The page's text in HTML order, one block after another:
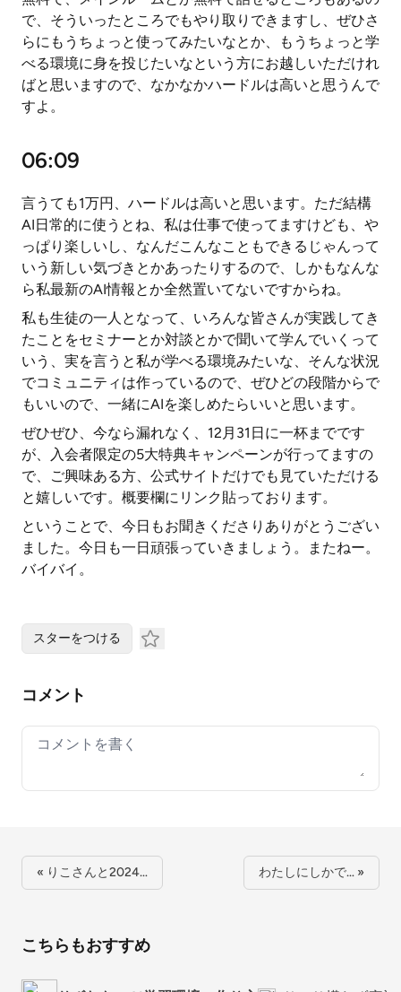
で、そういったところでもやり取りできますし、ぜひさ
らにもうちょっと使ってみたいなとか、もうちょっと学
べる環境に身を投じたいなという方にお越しいただけれ
ばと思いますので、なかなかハードルは高いと思うんで
すよ。
06:09
言うても1万円、ハードルは高いと思います。ただ結構
AI日常的に使うとね、私は仕事で使ってますけども、や
っぱり楽しいし、なんだこんなこともできるじゃんって
いう新しい気づきとかあったりするので、しかもなんな
ら私最新のAI情報とか全然置いてないですからね。
私も生徒の一人となって、いろんな皆さんが実践してき
たことをセミナーとか対談とかで聞いて学んでいくって
いう、実を言うと私が学べる環境みたいな、そんな状況
でコミュニティは作っているので、ぜひどの段階からで
もいいので、一緒にAIを楽しめたらいいと思います。
ぜひぜひ、今なら漏れなく、12月31日に一杯までです
が、入会者限定の5大特典キャンペーンが行ってますの
で、ご興味ある方、公式サイトだけでも見ていただける
と嬉しいです。概要欄にリンク貼っております。
ということで、今日もお聞きくださりありがとうござい
ました。今日も一日頑張っていきましょう。またねー。
バイバイ。
スターをつける
コメント
Your comment
« りこさんと2024… わたしにしかで… »
こちらもおすすめ